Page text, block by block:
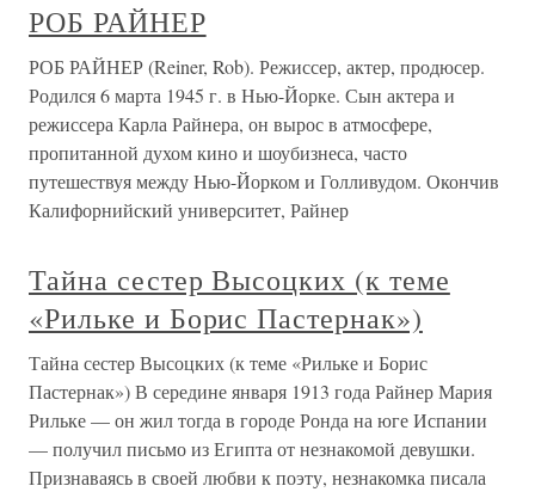
РОБ РАЙНЕР
РОБ РАЙНЕР (Reiner, Rob). Режиссер, актер, продюсер.
Родился 6 марта 1945 г. в Нью-Йорке. Сын актера и
режиссера Карла Райнера, он вырос в атмосфере,
пропитанной духом кино и шоубизнеса, часто
путешествуя между Нью-Йорком и Голливудом. Окончив
Калифорнийский университет, Райнер
Тайна сестер Высоцких (к теме
«Рильке и Борис Пастернак»)
Тайна сестер Высоцких (к теме «Рильке и Борис
Пастернак») В середине января 1913 года Райнер Мария
Рильке — он жил тогда в городе Ронда на юге Испании
— получил письмо из Египта от незнакомой девушки.
Признаваясь в своей любви к поэту, незнакомка писала